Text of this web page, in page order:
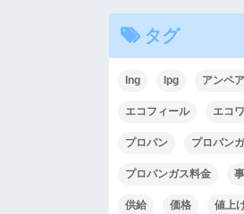
タグ
lng lpg アンペア
エコフィール エコ
プロパン プロパン
プロパンガス料金
供給 価格 値上